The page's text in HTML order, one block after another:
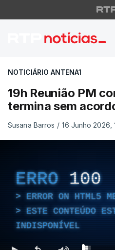
19h
NOTICIÁRIO ANTENA1
19h Reunião PM
termina sem
Susana Barros / 16 Junho 2026,
ERRO 100
ERROR ON HTML5
ESTE CONTEÚDO
INDISPONÍVEL